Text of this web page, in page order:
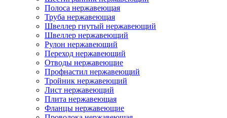
Полоса нержавеющая
Труба нержавеющая
Швеллер гнутый нержавеющий
Швеллер нержавеющий
Рулон нержавеющий
Переход нержавеющий
Отводы нержавеющие
Профнастил нержавеющий
Тройник нержавеющий
Лист нержавеющий
Плита нержавеющая
Фланцы нержавеющие